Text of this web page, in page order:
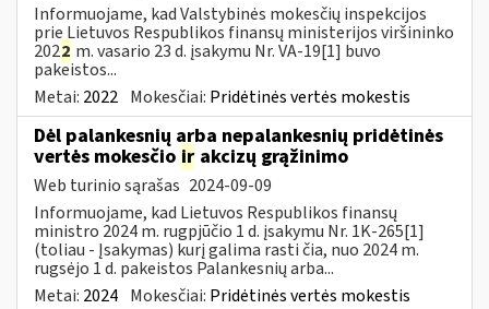
Informuojame, kad Valstybinės mokesčių inspekcijos
prie Lietuvos Respublikos finansų ministerijos viršininko
2022 m. vasario 23 d. įsakymu Nr. VA-19[1] buvo
pakeistos...
Metai: 2022 Mokesčiai: Pridėtinės vertės mokestis
Dėl palankesnių arba nepalankesnių pridėtinės
vertės mokesčio ir akcizų grąžinimo
Web turinio sąrašas 2024-09-09
Informuojame, kad Lietuvos Respublikos finansų
ministro 2024 m. rugpjūčio 1 d. įsakymu Nr. 1K-265[1]
(toliau - Įsakymas) kurį galima rasti čia, nuo 2024 m.
rugsėjo 1 d. pakeistos Palankesnių arba...
Metai: 2024 Mokesčiai: Pridėtinės vertės mokestis